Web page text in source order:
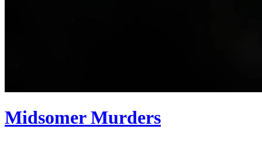
Midsomer Murders